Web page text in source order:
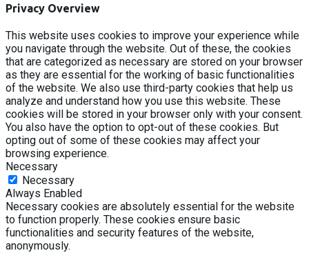
Privacy Overview
This website uses cookies to improve your experience while
you navigate through the website. Out of these, the cookies
that are categorized as necessary are stored on your browser
as they are essential for the working of basic functionalities
of the website. We also use third-party cookies that help us
analyze and understand how you use this website. These
cookies will be stored in your browser only with your consent.
You also have the option to opt-out of these cookies. But
opting out of some of these cookies may affect your
browsing experience.
Necessary
Necessary
Always Enabled
Necessary cookies are absolutely essential for the website
to function properly. These cookies ensure basic
functionalities and security features of the website,
anonymously.